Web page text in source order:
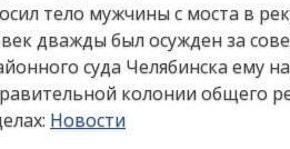
тело мужчины с моста в
дважды был осужден за
суда Челябинска ему
колонии общего
Новости